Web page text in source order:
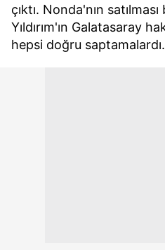
çıktı. Nonda'nın
Yıldırım'ın Galatasaray
hepsi doğru saptamalardı.